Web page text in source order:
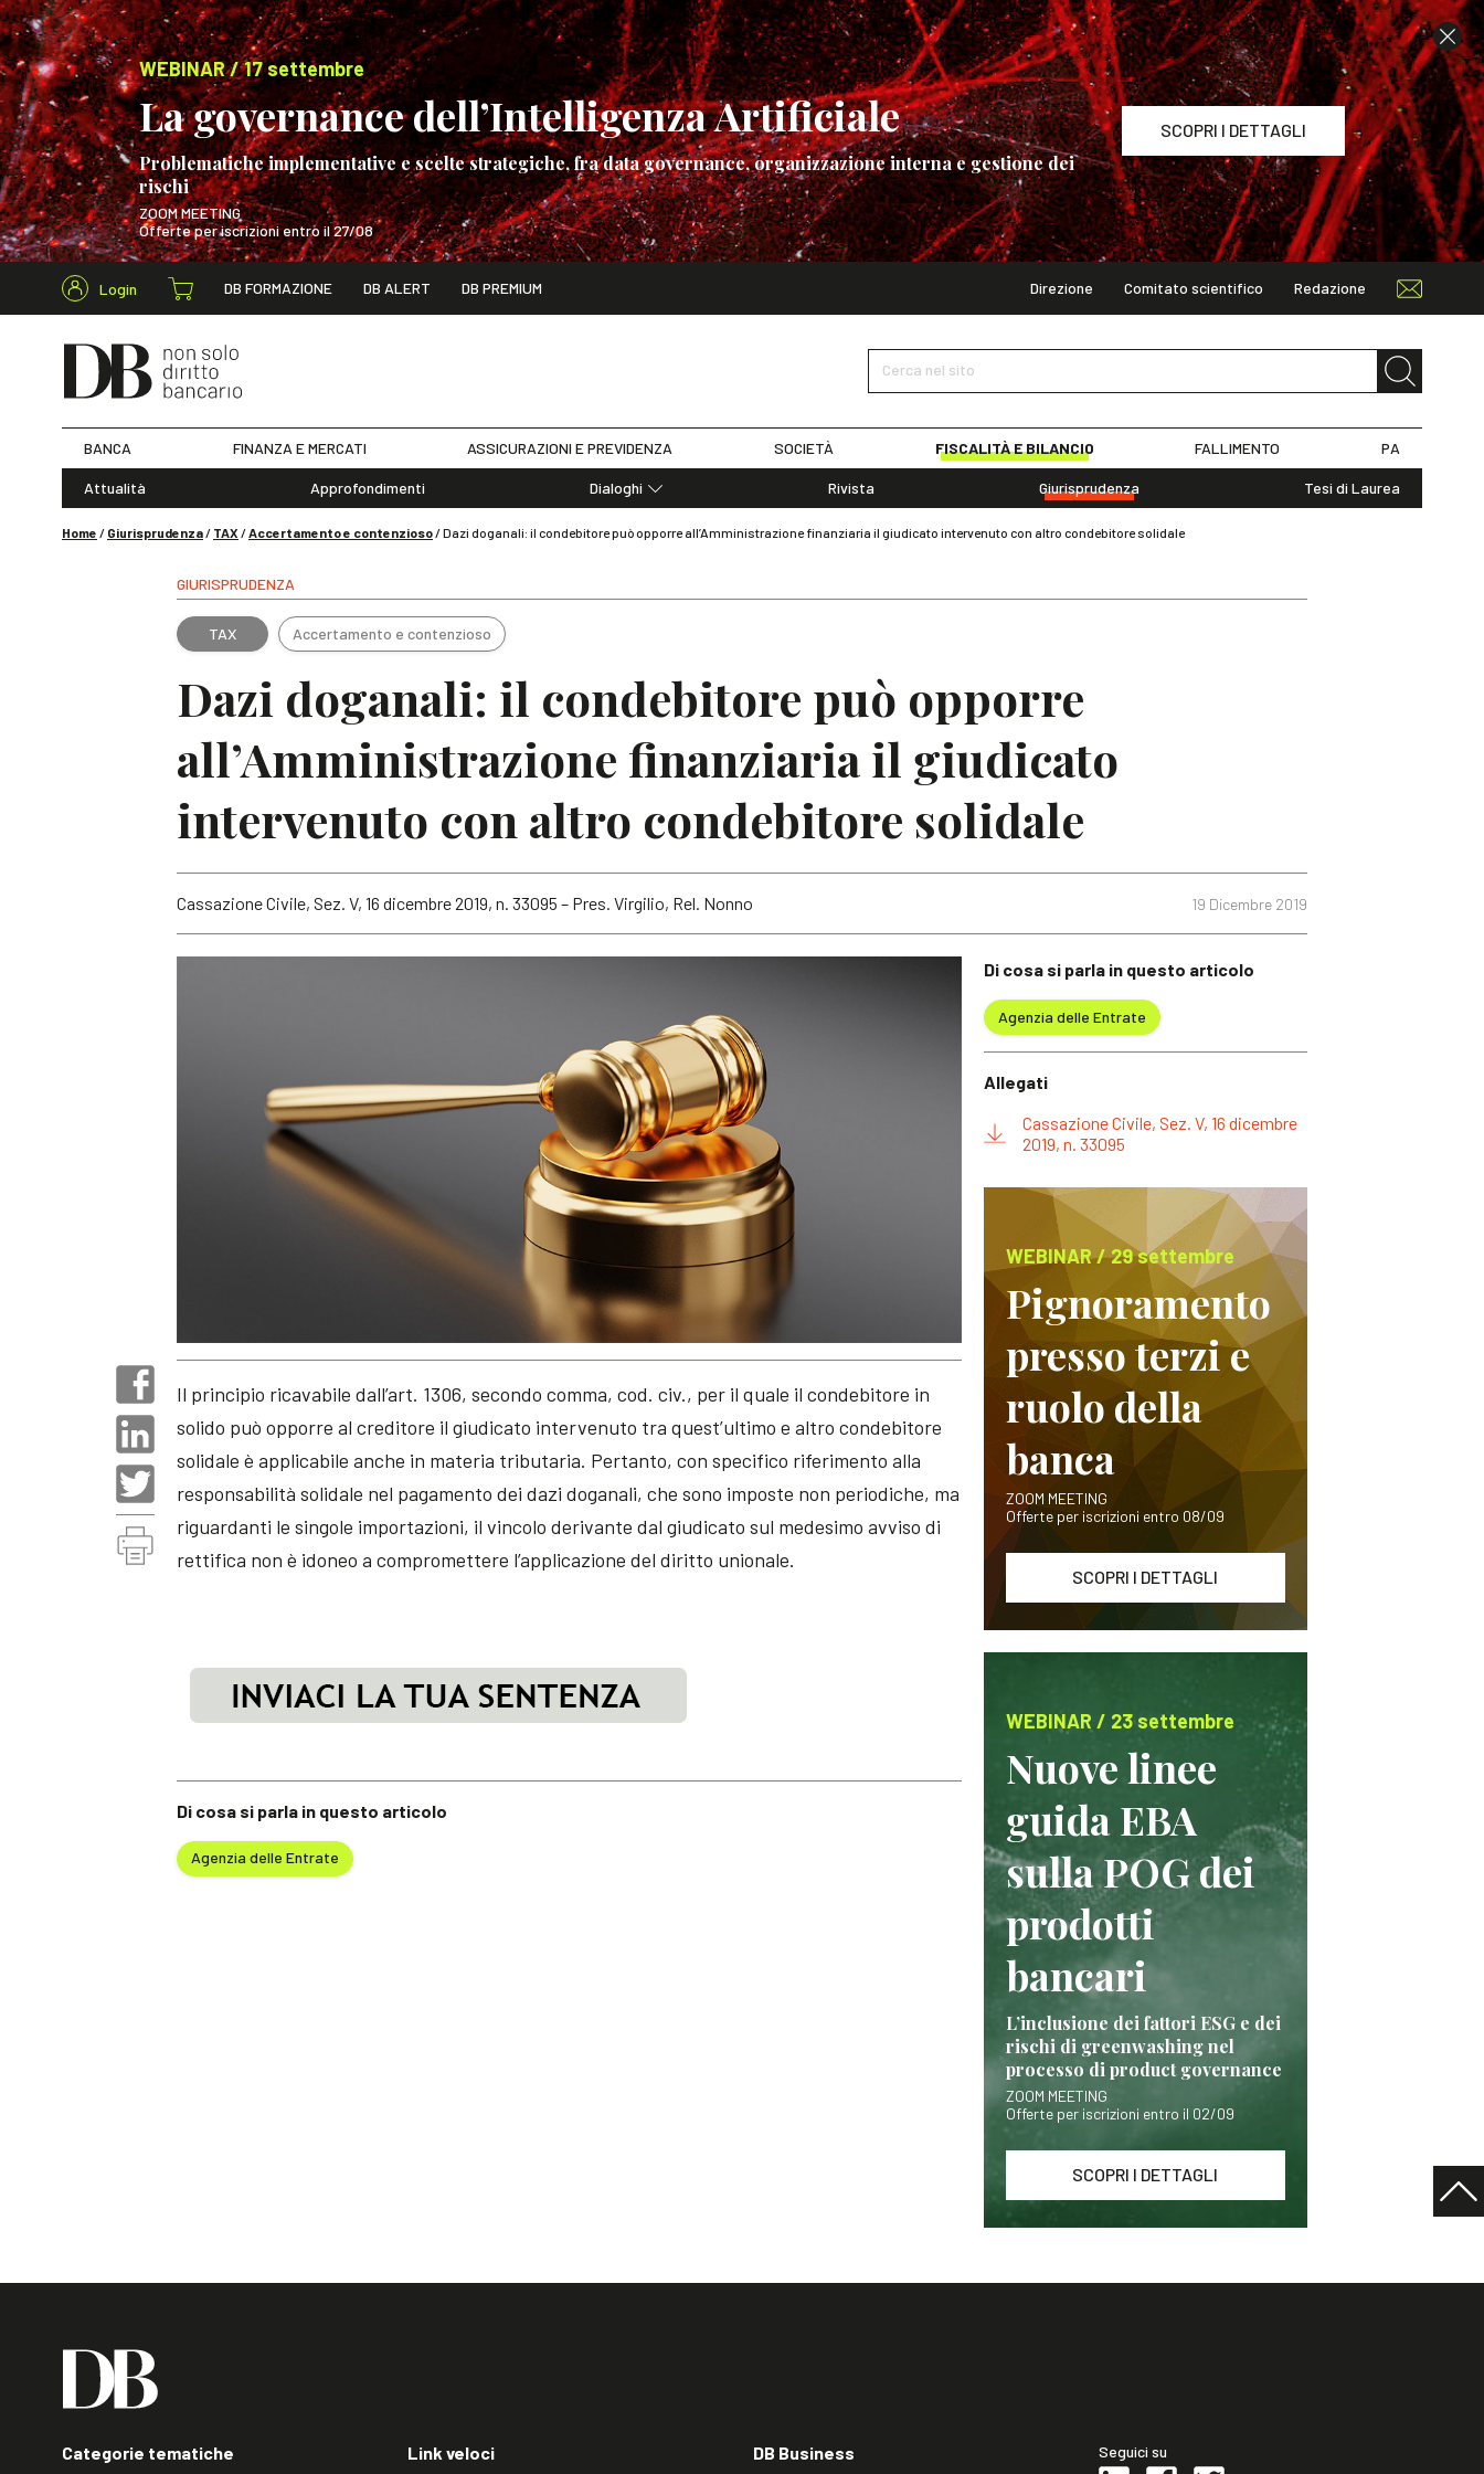
WEBINAR / 17 settembre
La governance dell’Intelligenza Artificiale
Problematiche implementative e scelte strategiche, fra data governance, organizzazione interna e gestione dei
rischi
ZOOM MEETING
Offerte per iscrizioni entro il 27/08
SCOPRI I DETTAGLI
WEBINAR / 17 settembre
Login DB FORMAZIONE DB ALERT DB PREMIUM Direzione Comitato scientifico Redazione
Cerca nel sito
Cerca nel sito
BANCA FINANZA E MERCATI ASSICURAZIONI E PREVIDENZA SOCIETÀ FISCALITÀ E BILANCIO FALLIMENTO PA
Attualità Approfondimenti
Dialoghi
Rivista Giurisprudenza Tesi di Laurea
Home / Giurisprudenza/ TAX /Accertamento e contenzioso/Dazi doganali: il condebitore può opporre all’Amministrazione finanziaria il giudicato intervenuto con altro condebitore solidale
GIURISPRUDENZA
TAX Accertamento e contenzioso
Dazi doganali: il condebitore può opporre
all’Amministrazione finanziaria il giudicato
intervenuto con altro condebitore solidale
19 Dicembre 2019
Cassazione Civile, Sez. V, 16 dicembre 2019, n. 33095 – Pres. Virgilio, Rel. Nonno
Di cosa si parla in questo articolo
Agenzia delle Entrate
Il principio ricavabile dall’art. 1306, secondo comma, cod. civ., per il quale il condebitore in
solido può opporre al creditore il giudicato intervenuto tra quest’ultimo e altro condebitore
solidale è applicabile anche in materia tributaria. Pertanto, con specifico riferimento alla
responsabilità solidale nel pagamento dei dazi doganali, che sono imposte non periodiche, ma
riguardanti le singole importazioni, il vincolo derivante dal giudicato sul medesimo avviso di
rettifica non è idoneo a compromettere l’applicazione del diritto unionale.
Di cosa si parla in questo articolo
Agenzia delle Entrate
Allegati
Cassazione Civile, Sez. V, 16 dicembre
2019, n. 33095
WEBINAR / 29 settembre
Pignoramento
presso terzi e
ruolo della
banca
ZOOM MEETING
Offerte per iscrizioni entro 08/09
SCOPRI I DETTAGLI
WEBINAR / 23 settembre
Nuove linee
guida EBA
sulla POG dei
prodotti
bancari
L’inclusione dei fattori ESG e dei
rischi di greenwashing nel
processo di product governance
ZOOM MEETING
Offerte per iscrizioni entro il 02/09
SCOPRI I DETTAGLI
Categorie tematiche Link veloci DB Business Seguici su